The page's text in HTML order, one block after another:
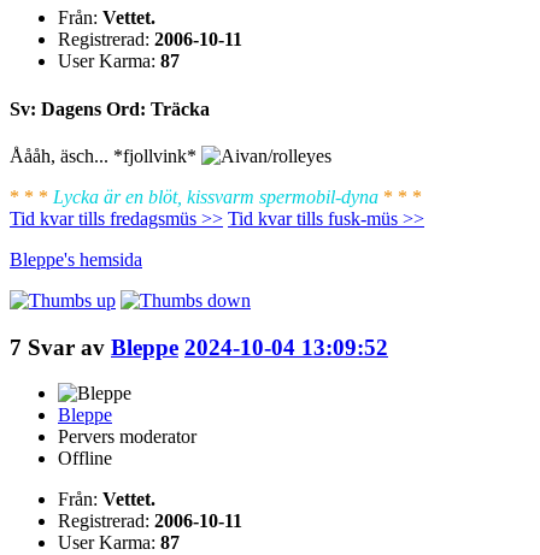
Från: Vettet.
Registrerad: 2006-10-11
User Karma: 87
Sv: Dagens Ord: Träcka
Åååh, äsch... *fjollvink*
* * * Lycka är en blöt, kissvarm spermobil-dyna * * *
Tid kvar tills fredagsmüs >> Tid kvar tills fusk-müs >>
Bleppe's hemsida
7 Svar av Bleppe 2024-10-04 13:09:52
Bleppe
Pervers moderator
Offline
Från: Vettet.
Registrerad: 2006-10-11
User Karma: 87